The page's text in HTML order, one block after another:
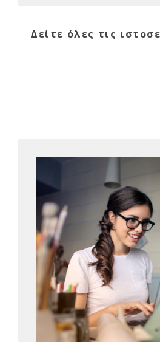
Δείτε όλες τις